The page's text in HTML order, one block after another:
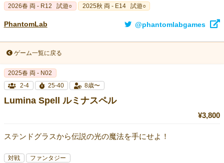
2026春 両 - R12 試遊○ 2025秋 両 - E14 試遊○
PhantomLab @phantomlabgames
ゲーム一覧に戻る
2025春 両 - N02
2-4
25-40 8歳〜
Lumina Spell ルミナスペル
¥3,800
ステンドグラスから伝説の光の魔法を手にせよ！
対戦 ファンタジー